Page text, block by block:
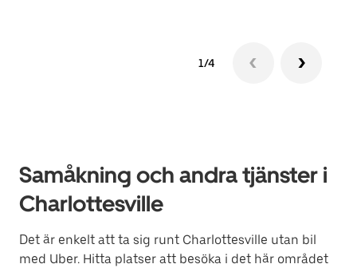
1/4
Samåkning och andra tjänster i
Charlottesville
Det är enkelt att ta sig runt Charlottesville utan bil
med Uber. Hitta platser att besöka i det här området